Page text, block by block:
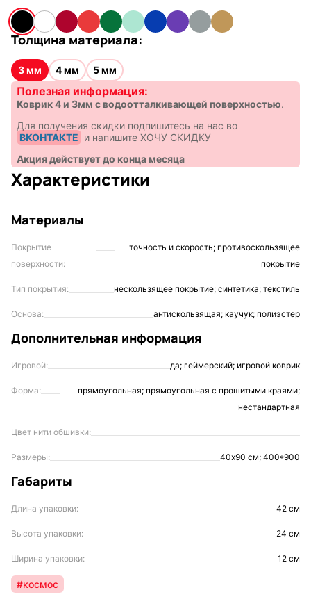
Толщина материала:
3 мм 4 мм 5 мм
Полезная информация:
Коврик 4 и 3мм с водоотталкивающей поверхностью.
Для получения скидки подпишитесь на нас во
ВКОНТАКТЕ и напишите ХОЧУ СКИДКУ
Акция действует до конца месяца
Характеристики
Материалы
Покрытие
поверхности:
точность и скорость; противоскользящее
покрытие
Тип покрытия: нескользящее покрытие; синтетика; текстиль
Основа: антискользящая; каучук; полиэстер
Дополнительная информация
Игровой: да; геймерский; игровой коврик
Форма:
прямоугольная; прямоугольная с прошитыми краями;
нестандартная
Цвет нити обшивки:
Размеры: 40х90 см; 400*900
Габариты
Длина упаковки: 42 см
Высота упаковки: 24 см
Ширина упаковки: 12 см
#космос